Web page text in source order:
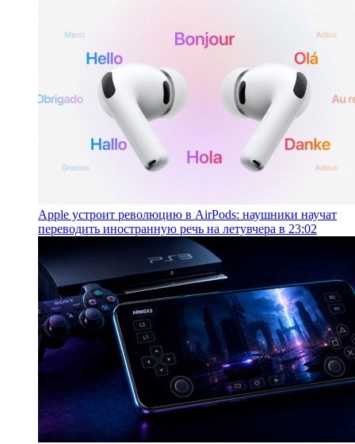
Apple устроит революцию в AirPods: наушники научат
переводить иностранную речь на летувчера в 23:02